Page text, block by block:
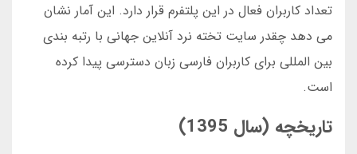
تعداد کاربران فعال در این پلتفرم قرار دارد. این آمار نشان
می دهد چقدر سایت تخته نرد آنلاین جهانی با رتبه بندی
بین المللی برای کاربران فارسی زبان دسترسی پیدا کرده
است.
تاریخچه (سال 1395)